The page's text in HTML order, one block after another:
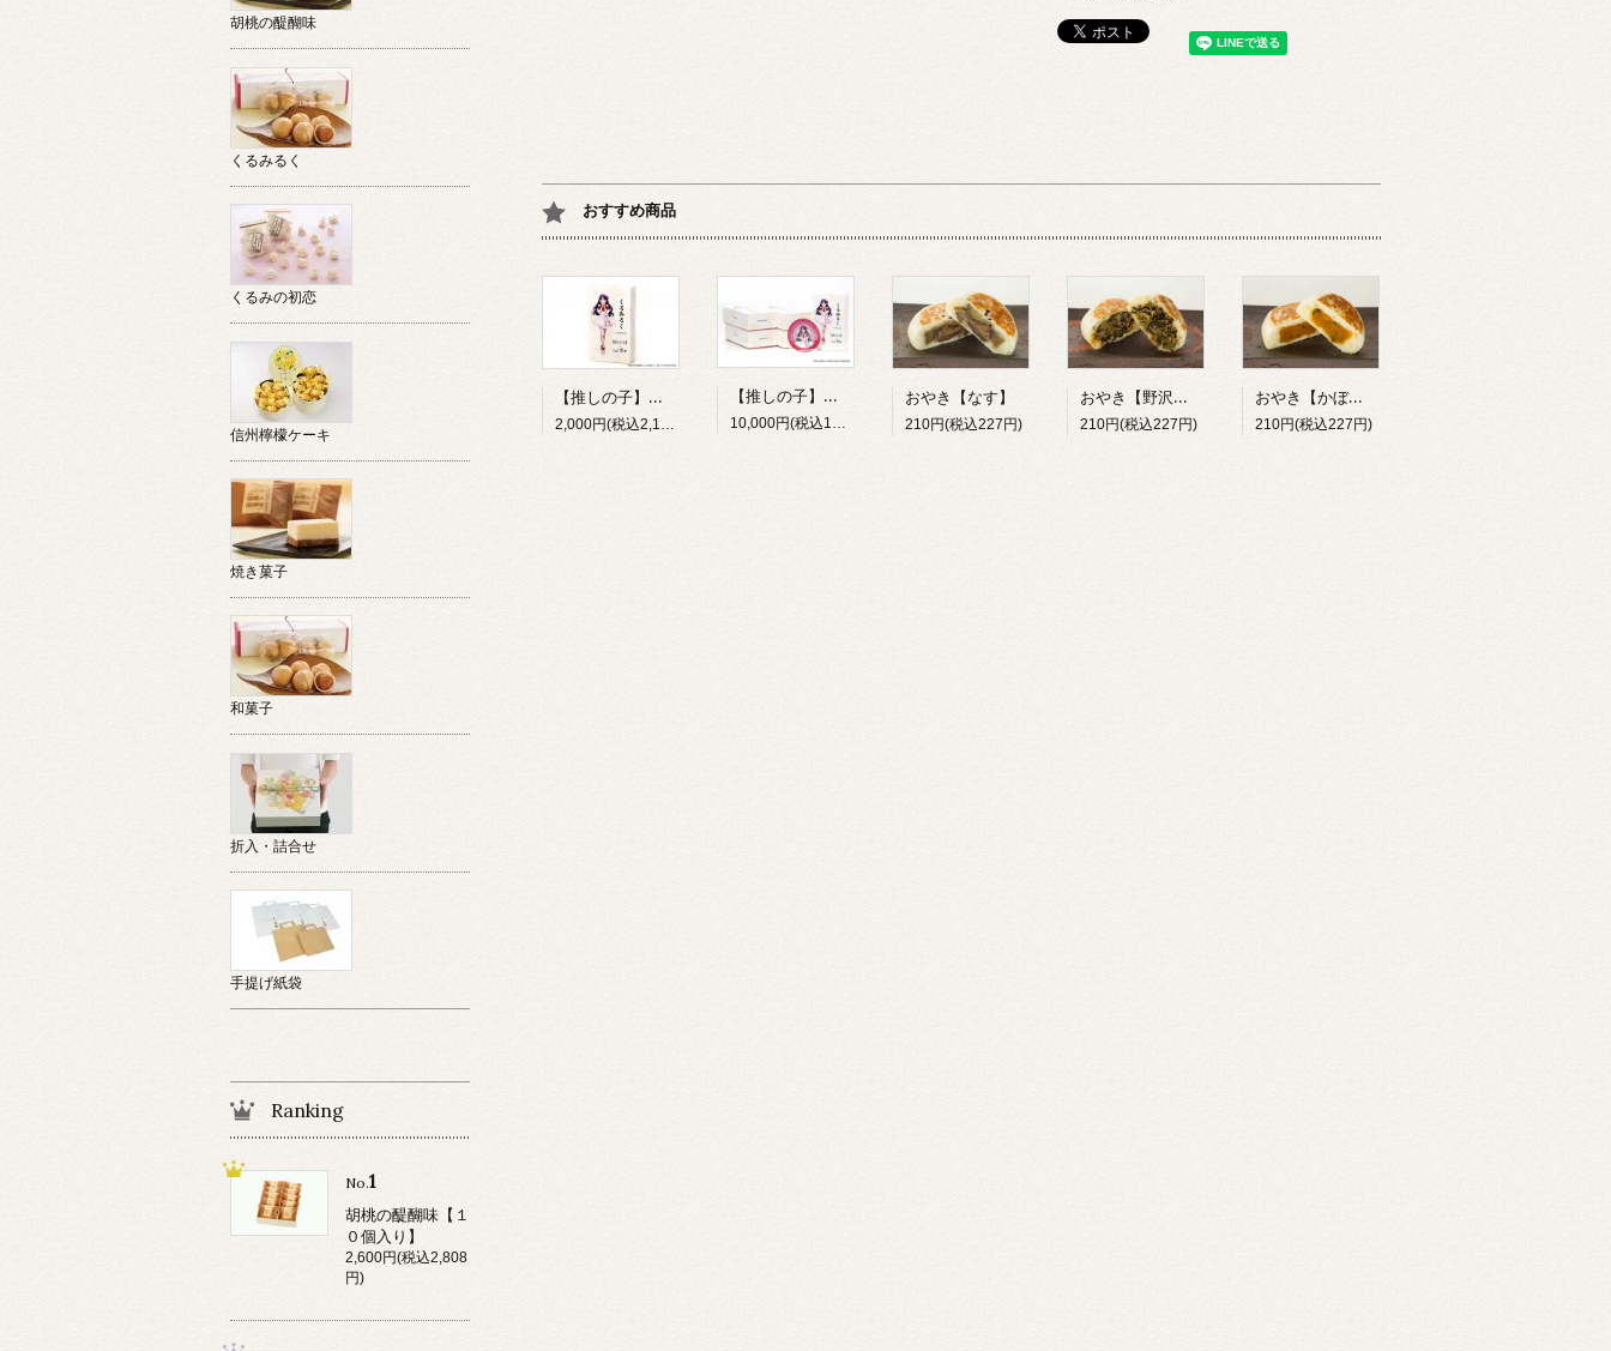
おすすめ商品
【推しの子】日本全国project【47都道府県の子】オリジナル箱入り「くるみるく」（オリジナルクリアカード1枚同梱） 【推しの子】日本全国project【47都道府県の子】オリジナル箱入り「くるみるく」【5箱パック（オリジナルクリアカード5枚同梱）、オリジナルステッカー1枚入り】
10,000円(税込10,800円)
おやき【なす】
210円(税込227円)
おやき【野沢菜】
210円(税込227円)
おやき【かぼちゃ】
210円(税込227円)
胡桃の醍醐味
くるみるく
くるみの初恋
信州檸檬ケーキ
焼き菓子
和菓子
折入・詰合せ
手提げ紙袋
Ranking
No.1
胡桃の醍醐味【１
０個入り】
2,600円(税込2,808
円)